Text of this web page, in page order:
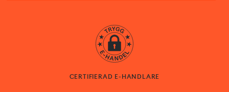
CERTIFIERAD E-HANDLARE